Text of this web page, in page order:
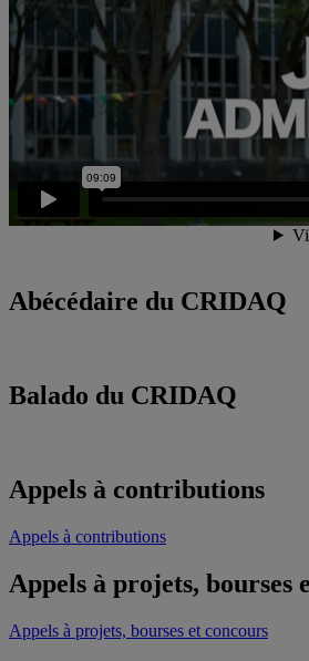
Abécédaire du CRIDAQ
Balado du CRIDAQ
Appels à contributions
Appels à contributions
Appels à projets, bourses
Appels à projets, bourses et concours